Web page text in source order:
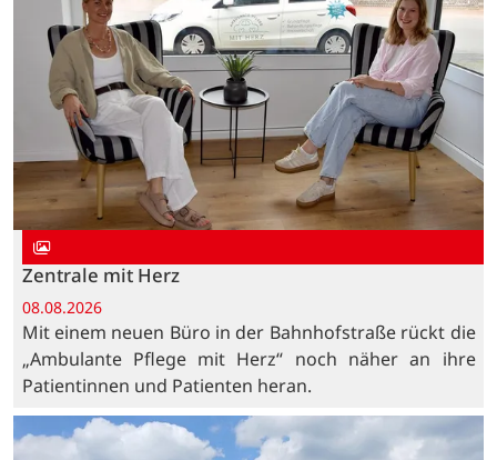
Zentrale mit Herz
08.08.2026
Mit einem neuen Büro in der Bahnhofstraße rückt die
„Ambulante Pflege mit Herz“ noch näher an ihre
Patientinnen und Patienten heran.